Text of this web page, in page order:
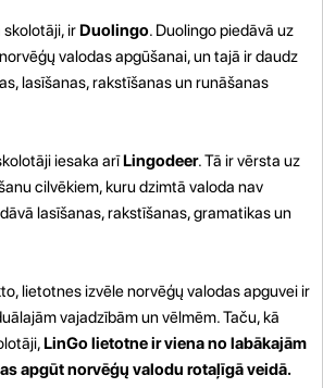
irDuolingo. Duolingo piedāvā uz
valodas apgūšanai, un tajā ir daudz
lasīšanas, rakstīšanas un runāšanas
iesaka arīLingodeer. Tā ir vērsta uz
cilvēkiem, kuru dzimtā valoda nav
lasīšanas, rakstīšanas, gramatikas un
lietotnes izvēle norvēģų valodas apguvei ir
vajadzībām un vēlmēm. Taču, kā
LinGo lietotne ir viena no labākajām
apgūt norvēģų valodu rotaļīgā veidā.